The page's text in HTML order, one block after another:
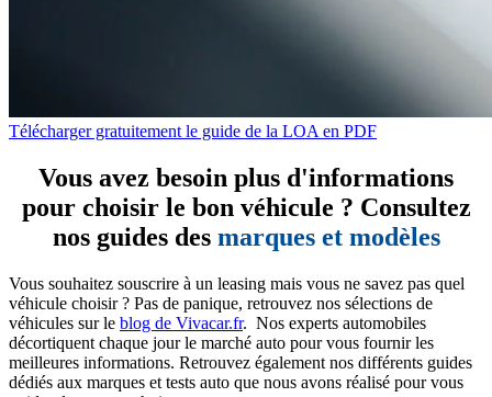
Télécharger gratuitement le guide de la LOA en PDF
Vous avez besoin plus d'informations
pour choisir le bon véhicule ? Consultez
nos guides des marques et modèles
Vous souhaitez souscrire à un leasing mais vous ne savez pas quel
véhicule choisir ? Pas de panique, retrouvez nos sélections de
véhicules sur le blog de Vivacar.fr. Nos experts automobiles
décortiquent chaque jour le marché auto pour vous fournir les
meilleures informations. Retrouvez également nos différents guides
dédiés aux marques et tests auto que nous avons réalisé pour vous